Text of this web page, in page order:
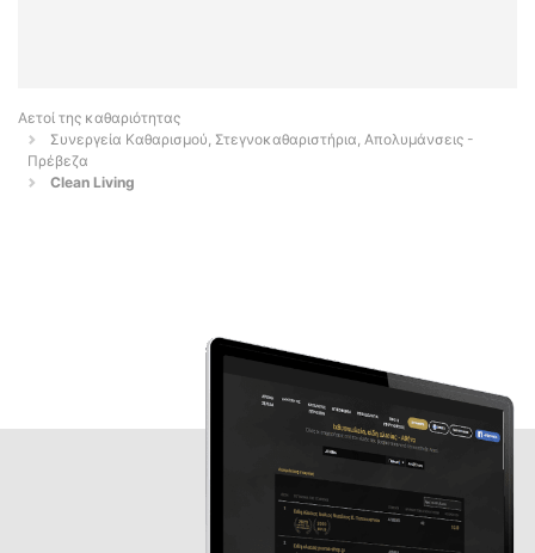
Αετοί της καθαριότητας
Συνεργεία Καθαρισμού, Στεγνοκαθαριστήρια, Απολυμάνσεις -
Πρέβεζα
Clean Living